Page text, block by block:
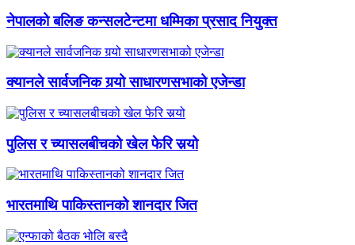
नेपालको बलिङ कन्सलटेन्टमा धम्मिका प्रसाद नियुक्त
क्यानले सार्वजनिक गर्‍यो साधारणसभाको एजेन्डा
पुलिस र च्यासलबीचको खेल फेरि सर्‍यो
भारतमाथि पाकिस्तानको शानदार जित